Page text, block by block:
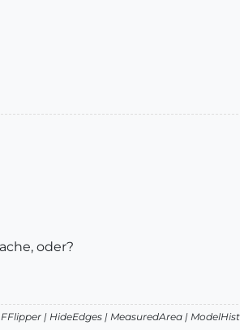
oder?
| HideEdges | MeasuredArea |